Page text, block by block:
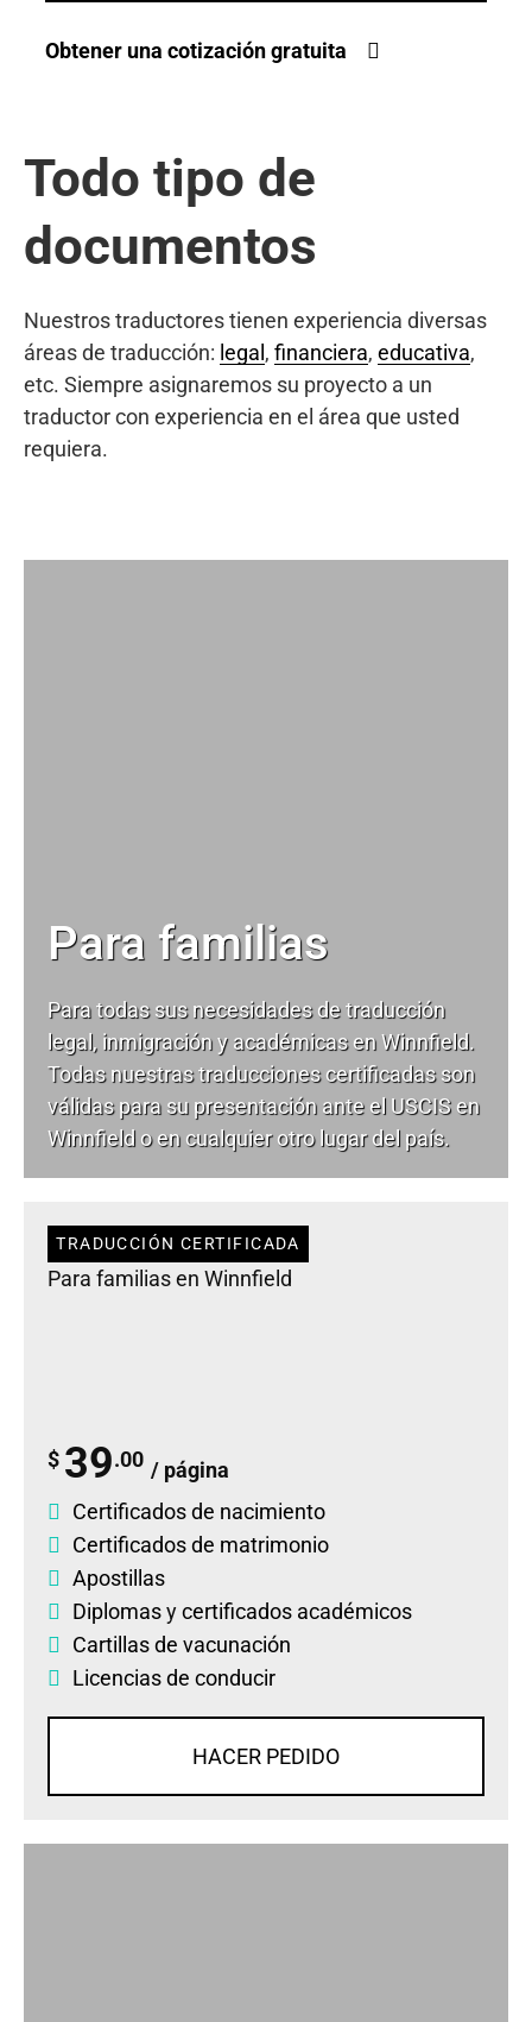
Obtener una cotización gratuita
Todo tipo de
documentos
Nuestros traductores tienen experiencia diversas
áreas de traducción: legal , financiera, educativa,
etc. Siempre asignaremos su proyecto a un
traductor con experiencia en el área que usted
requiera.
Para familias
Para todas sus necesidades detraducción
legal, inmigración y académicas en Winnfield.
Todas nuestras traducciones certificadas son
válidas para su presentación ante el USCIS en
Winnfield o en cualquier otro lugar del país.
TRADUCCIÓN CERTIFICADA
Para familias en Winnfield
$ 39.00 / página
Certificados de nacimiento
Certificados de matrimonio
Apostillas
Diplomasycertificados académicos
Cartillas de vacunación
Licencias de conducir
HACER PEDIDO